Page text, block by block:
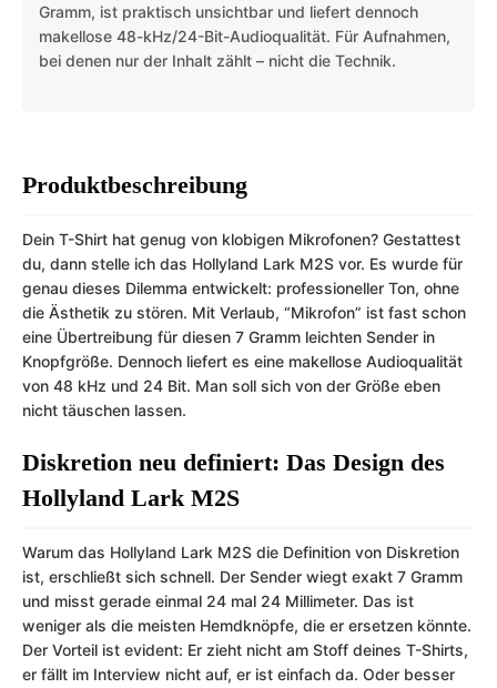
Gramm, ist praktisch unsichtbar und liefert dennoch
makellose 48-kHz/24-Bit-Audioqualität. Für Aufnahmen,
bei denen nur der Inhalt zählt – nicht die Technik.
Produktbeschreibung
Dein T-Shirt hat genug von klobigen Mikrofonen? Gestattest
du, dann stelle ich das Hollyland Lark M2S vor. Es wurde für
genau dieses Dilemma entwickelt: professioneller Ton, ohne
die Ästhetik zu stören. Mit Verlaub, “Mikrofon” ist fast schon
eine Übertreibung für diesen 7 Gramm leichten Sender in
Knopfgröße. Dennoch liefert es eine makellose Audioqualität
von 48 kHz und 24 Bit. Man soll sich von der Größe eben
nicht täuschen lassen.
Diskretion neu definiert: Das Design des
Hollyland Lark M2S
Warum das Hollyland Lark M2S die Definition von Diskretion
ist, erschließt sich schnell. Der Sender wiegt exakt 7 Gramm
und misst gerade einmal 24 mal 24 Millimeter. Das ist
weniger als die meisten Hemdknöpfe, die er ersetzen könnte.
Der Vorteil ist evident: Er zieht nicht am Stoff deines T-Shirts,
er fällt im Interview nicht auf, er ist einfach da. Oder besser